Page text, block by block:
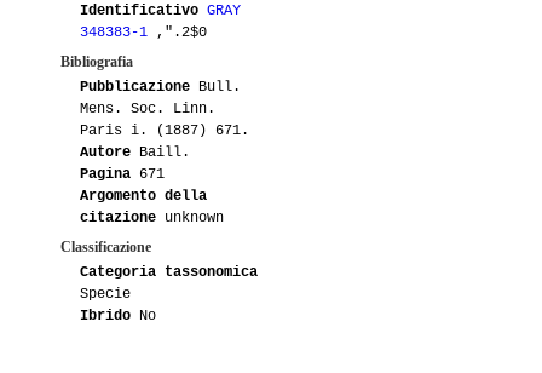
Identificativo GRAY
348383-1
,".2$0
Bibliografia
Pubblicazione Bull.
Mens. Soc. Linn.
Paris i. (1887) 671.
Autore Baill.
Pagina 671
Argomento della
citazione unknown
Classificazione
Categoria tassonomica
Specie
Ibrido No